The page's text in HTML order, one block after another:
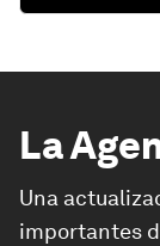
La
Una
importantes